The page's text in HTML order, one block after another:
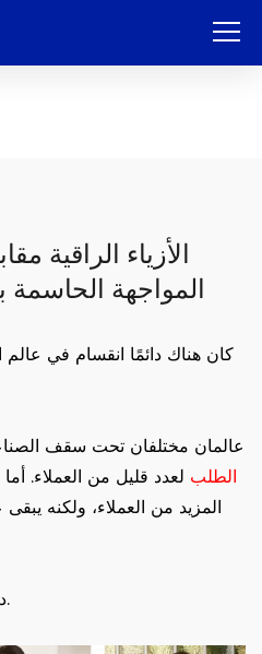
الأزياء الراقية
المواجهة الحاسمة
كان هناك دائمًا انقسام في عالم
عالمان مختلفان تحت سقف
الطلب لعدد قليل من العملاء.
المزيد من العملاء، ولكنه
دعونا ننظر إلى ما يفصل بينهما.
تصنيع المعدات